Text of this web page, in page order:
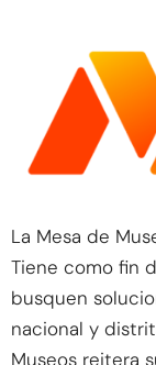
La Mesa de
Tiene como fin
busquen
nacional y
Museos reitera